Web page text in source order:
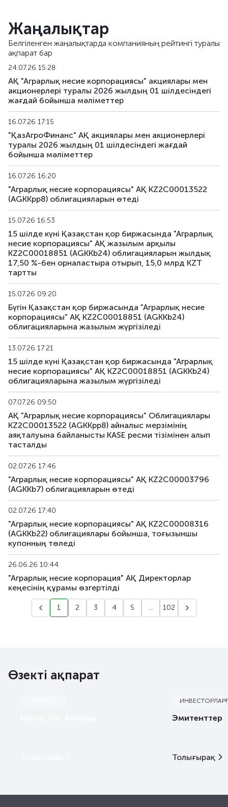
AGKKpp7 KZ2C00013571
AGKKpp11
AGKKpp12 KZ2C00016442 жеке
AGKKpp13 KZ2C00017234
AGKKpp14
AGKKpp15 KZ2C00017259 жеке
AGKKpp16
AGKKpp17 KZ2C00017697 жеке
AGKKpp18
Жаңалықтар
Белгіленген жаңалықтарда компанияның рейтингі туралы
ақпарат бар
24.07.26 15:28
АҚ "Аграрлық несие корпорациясы" акциялары мен
акционерлері туралы 2026 жылдың 01 шілдесіндегі
жағдай бойынша мәліметтер
16.07.26 17:15
"ҚазАгроФинанс" АҚ акциялары мен акционерлері
туралы 2026 жылдың 01 шілдесіндегі жағдай
бойынша мәліметтер
16.07.26 16:20
"Аграрлық несие корпорациясы" АҚ KZ2C00013522
(AGKKpp8) облигацияларын өтеді
15.07.26 16:53
15 шілде күні Қазақстан қор биржасында "Аграрлық
несие корпорациясы" АҚ жазылым арқылы
KZ2C00018851 (AGKKb24) облигацияларын жылдық
17,50 %-бен орналастыра отырып, 15,0 млрд KZT
тартты
15.07.26 09:20
Бүгін Қазақстан қор биржасында "Аграрлық несие
корпорациясы" АҚ KZ2C00018851 (AGKKb24)
облигацияларына жазылым жүргізіледі
13.07.26 17:21
15 шілде күні Қазақстан қор биржасында "Аграрлық
несие корпорациясы" АҚ KZ2C00018851 (AGKKb24)
облигацияларына жазылым жүргізіледі
07.07.26 09:50
АҚ "Аграрлық несие корпорациясы" Облигациялары
KZ2C00013522 (AGKKpp8) айналыс мерзімінің
аяқталуына байланысты KASE ресми тізімінен алып
тасталды
02.07.26 17:46
"Аграрлық несие корпорациясы" АҚ KZ2C00003796
(AGKKb7) облигацияларын өтеді
02.07.26 17:40
"Аграрлық несие корпорациясы" АҚ KZ2C00008316
(AGKKb22) облигациялары бойынша, тоғызыншы
купонның төледi
26.06.26 10:44
"Аграрлық несие корпорация" АҚ Директорлар
кеңесінің құрамы өзгертілді
1 2 3 4 5 ... 102
Өзекті ақпарат
Эмитенттер
Толығырақ